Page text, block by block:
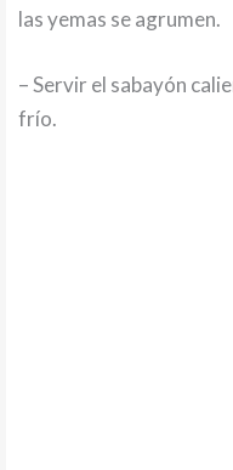
las yemas se agrumen.
– Servir el sabayón
frío.